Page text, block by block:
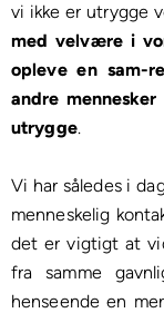
vi ikke er utrygge
med velvære i
opleve en sam-
andre
utrygge.
Vi har således i
menneskelig
det er vigtigt at
fra samme
henseende en